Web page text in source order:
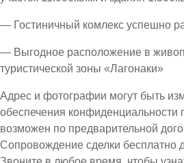
— Гостиничный комлекс успешно
— Выгодное расположение в
туристической зоны «Лагонаки»
Адрес и фотографии могут быть
обеспечения
возможен по предварительной
Сопровождение сделки бесплатно